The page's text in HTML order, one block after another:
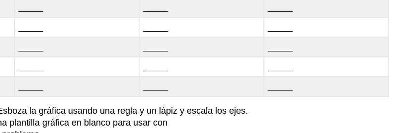
la gráfica usando una regla y un lápiz y escala los ejes.